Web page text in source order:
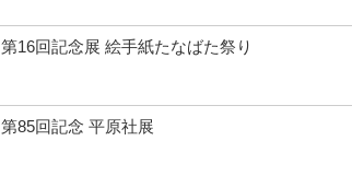
第16回記念展 絵手紙たなばた祭り
第85回記念 平原社展